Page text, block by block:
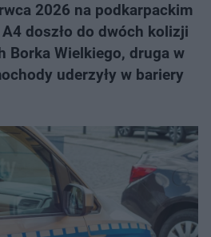
2026 na podkarpackim
doszło do dwóch kolizji
Borka Wielkiego, druga w
uderzyły w bariery